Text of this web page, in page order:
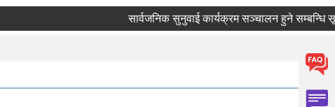
सार्वजनिक सुनुवाई कार्यक्रम सञ्चालन हुने सम्बन्धि